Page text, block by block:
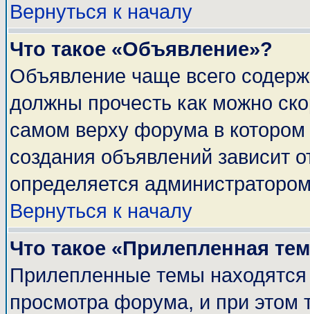
Вернуться к началу
Что такое «Объявление»?
Объявление чаще всего
должны прочесть как можно
самом верху форума в
создания объявлений зависит
определяется
Вернуться к началу
Что такое «Прилепленная
Прилепленные темы
просмотра форума, и при этом